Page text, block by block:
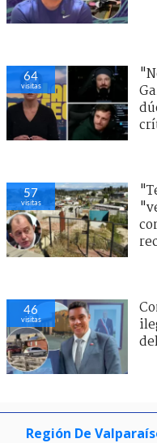
64
visitas
57
visitas
46
visitas
Región De